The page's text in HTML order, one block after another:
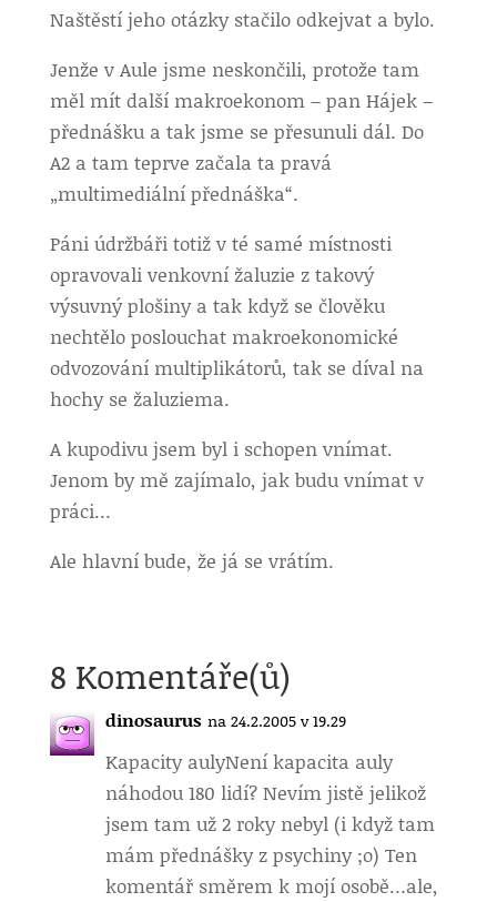
Naštěstí jeho otázky stačilo odkejvat a bylo.
Jenže v Aule jsme neskončili, protože tam
měl mít další makroekonom – pan Hájek –
přednášku a tak jsme se přesunuli dál. Do
A2 a tam teprve začala ta pravá
„multimediální přednáška“.
Páni údržbáři totiž v té samé místnosti
opravovali venkovní žaluzie z takový
výsuvný plošiny a tak když se člověku
nechtělo poslouchat makroekonomické
odvozování multiplikátorů, tak se díval na
hochy se žaluziema.
A kupodivu jsem byl i schopen vnímat.
Jenom by mě zajímalo, jak budu vnímat v
práci…
Ale hlavní bude, že já se vrátím.
8 Komentáře(ů)
dinosaurus na 24.2.2005 v 19.29
Kapacity aulyNení kapacita auly
náhodou 180 lidí? Nevím jistě jelikož
jsem tam už 2 roky nebyl (i když tam
mám přednášky z psychiny ;o) Ten
komentář směrem k mojí osobě…ale,